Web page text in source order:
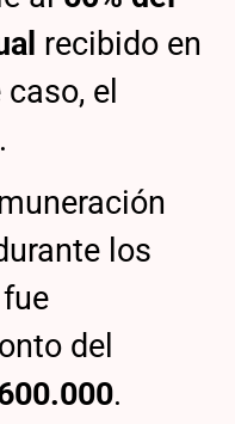
recibido en
el
.
los
del
.